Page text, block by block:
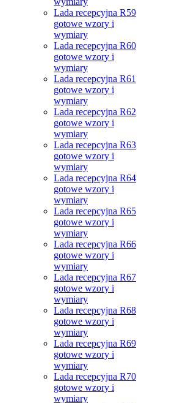
Lada recepcyjna R59
gotowe wzory i
wymiary
Lada recepcyjna R60
gotowe wzory i
wymiary
Lada recepcyjna R61
gotowe wzory i
wymiary
Lada recepcyjna R62
gotowe wzory i
wymiary
Lada recepcyjna R63
gotowe wzory i
wymiary
Lada recepcyjna R64
gotowe wzory i
wymiary
Lada recepcyjna R65
gotowe wzory i
wymiary
Lada recepcyjna R66
gotowe wzory i
wymiary
Lada recepcyjna R67
gotowe wzory i
wymiary
Lada recepcyjna R68
gotowe wzory i
wymiary
Lada recepcyjna R69
gotowe wzory i
wymiary
Lada recepcyjna R70
gotowe wzory i
wymiary